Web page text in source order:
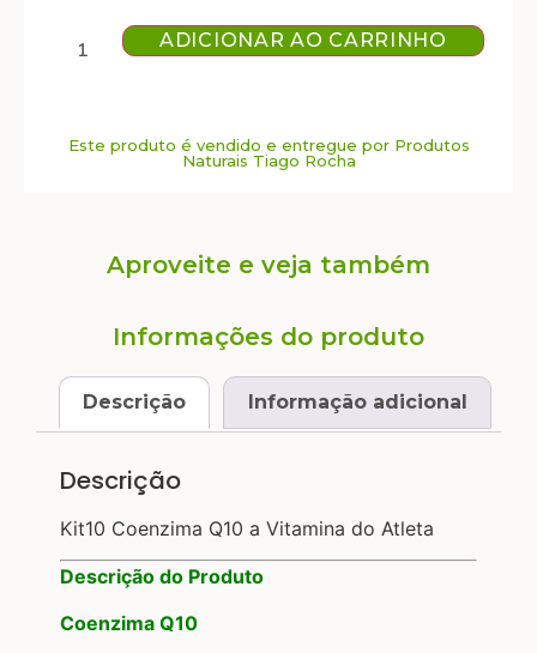
ADICIONAR AO CARRINHO
Este produto é vendido e entregue por Produtos
Naturais Tiago Rocha
Aproveite e veja também
Informações do produto
Descrição Informação adicional
Descrição
Kit10 Coenzima Q10 a Vitamina do Atleta
Descrição do Produto
Coenzima Q10